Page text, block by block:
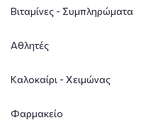
Βιταμίνες - Συμπληρώματα
Αθλητές
Καλοκαίρι - Χειμώνας
Φαρμακείο